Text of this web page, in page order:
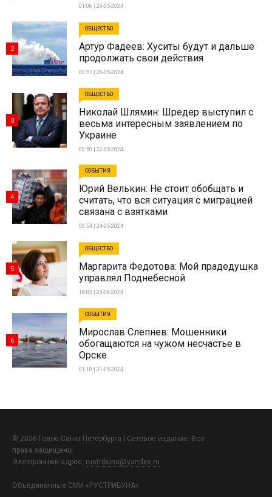
01:06 | 29-05-2024
ОБЩЕСТВО
Артур Фадеев: Хуситы будут и дальше
продолжать свои действия
00:57 | 26-05-2024
2
ОБЩЕСТВО
Николай Шлямин: Шредер выступил с
весьма интересным заявлением по
Украине
00:50 | 22-05-2024
3
СОБЫТИЯ
Юрий Велькин: Не стоит обобщать и
считать, что вся ситуация с миграцией
связана с взятками
00:54 | 24-05-2024
4
ОБЩЕСТВО
Маргарита Федотова: Мой прадедушка
управлял Поднебесной
18:03 | 23-06-2024
5
СОБЫТИЯ
Мирослав Слепнев: Мошенники
обогащаются на чужом несчастье в
Орске
01:10 | 31-05-2024
6
© 2026 Голос Санкт-Петербурга | Сетевое издание. Все
права защищены.
Электронный адрес: rustribuna@yandex.ru
Объединенные СМИ «РУСТРИБУНА»